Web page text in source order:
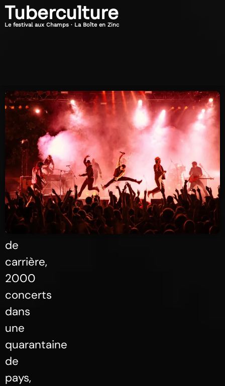
Tuberculture
Le festival aux Champs · La Boîte en Zinc
Vendredi
19
Juillet
2024
23h30
Babylon
Circus
Quasi
30
ans
de
carrière,
2000
concerts
dans
une
quarantaine
de
pays,